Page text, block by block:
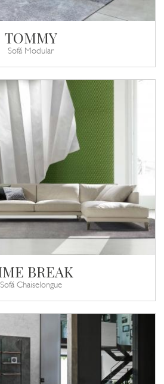
TOMMY
Sofá Modular
BREAK
Sofá Chaiselongue